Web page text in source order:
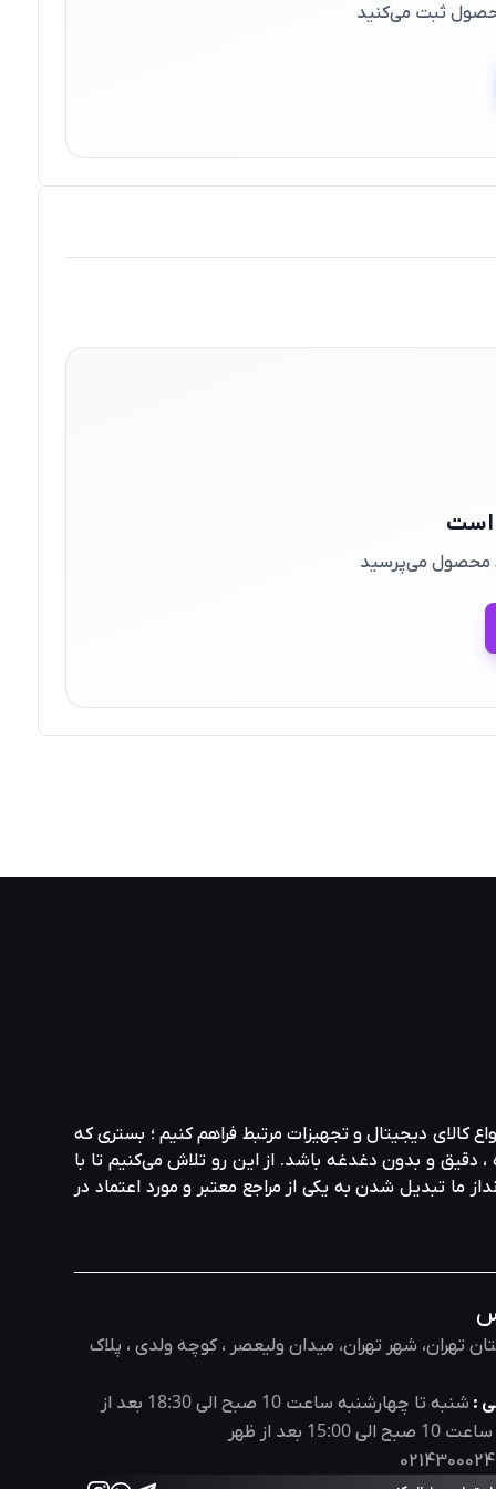
محصول ثبت می‌کنید
است
محصول می‌پرسید
کالای دیجیتال و تجهیزات مرتبط فراهم کنیم ؛ بستری که
دقیق و بدون دغدغه باشد. از این رو تلاش می‌کنیم تا با
ما تبدیل شدن به یکی از مراجع معتبر و مورد اعتماد در
تهران، شهر تهران، میدان ولیعصر ، کوچه ولدی ، پلاک
: شنبه تا چهارشنبه ساعت صبح الی 18:30 بعد از
ساعت
صبح الی 15:00 بعد از ظهر